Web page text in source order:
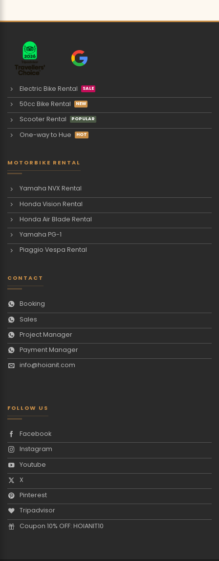
Electric Bike Rental
50cc Bike Rental
Scooter Rental
One-way to Hue
MOTORBIKE RENTAL
Yamaha NVX Rental
Honda Vision Rental
Honda Air Blade Rental
Yamaha PG-1
Piaggio Vespa Rental
CONTACT
Booking
Sales
Project Manager
Payment Manager
info@hoianit.com
FOLLOW US
Facebook
Instagram
Youtube
X
Pinterest
Tripadvisor
Coupon 10% OFF: HOIANIT10